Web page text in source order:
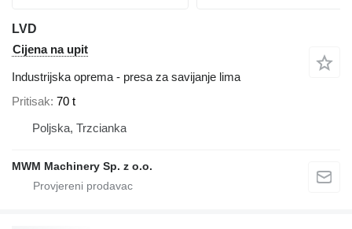
LVD
Cijena na upit
Industrijska oprema - presa za savijanje lima
Pritisak 70 t
Poljska, Trzcianka
MWM Machinery Sp. z o.o.